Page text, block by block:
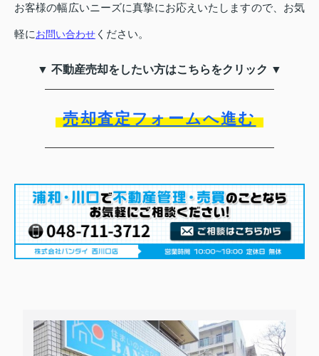
お客様の幅広いニーズに真摯にお応えいたしますので、お気
軽にお問い合わせ ください。
▼ 不動産売却をしたい方はこちらをクリック ▼
売却査定フォームへ進む